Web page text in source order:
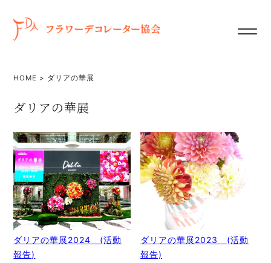
HOME > ダリアの華展
ダリアの華展
ダリアの華展2024 (活動
報告)
ダリアの華展2023 (活動
報告)